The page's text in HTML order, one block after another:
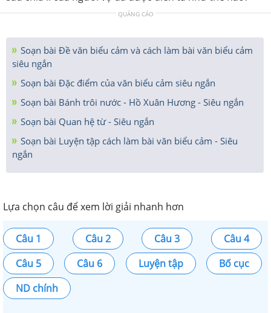
QUẢNG CÁO
Soạn bài Đề văn biểu cảm và cách làm bài văn biểu cảm
siêu ngắn
Soạn bài Đặc điểm của văn biểu cảm siêu ngắn
Soạn bài Bánh trôi nước - Hồ Xuân Hương - Siêu ngắn
Soạn bài Quan hệ từ - Siêu ngắn
Soạn bài Luyện tập cách làm bài văn biểu cảm - Siêu
ngắn
Lựa chọn câu để xem lời giải nhanh hơn
Câu 1 Câu 2 Câu 3
Câu 4
Câu 5
Câu 6 Luyện tập
Bố cục
ND chính